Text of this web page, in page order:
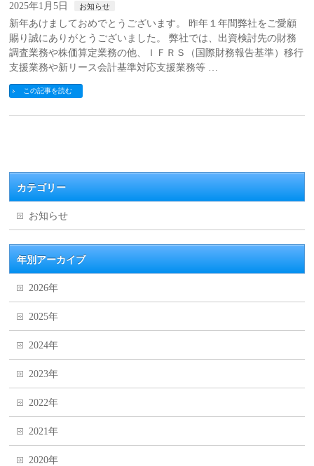
2025年1月5日 お知らせ
新年あけましておめでとうございます。 昨年１年間弊社をご愛顧
賜り誠にありがとうございました。 弊社では、出資検討先の財務
調査業務や株価算定業務の他、ＩＦＲＳ（国際財務報告基準）移行
支援業務や新リース会計基準対応支援業務等 …
この記事を読む
カテゴリー
お知らせ
年別アーカイブ
2026年
2025年
2024年
2023年
2022年
2021年
2020年